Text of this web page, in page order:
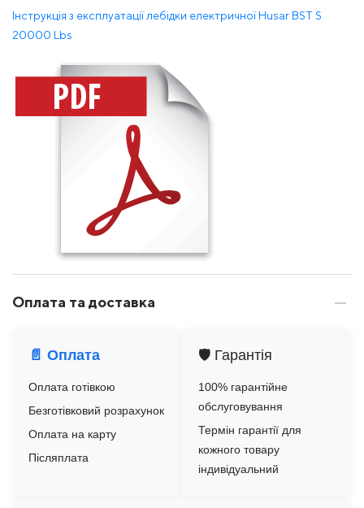
Інструкція з експлуатації лебідки електричної Husar BST S
20000 Lbs
Оплата та доставка
📄 Оплата
Оплата готівкою
Безготівковий розрахунок
Оплата на карту
Післяплата
🛡️ Гарантія
100% гарантійне
обслуговування
Термін гарантії для
кожного товару
індивідуальний